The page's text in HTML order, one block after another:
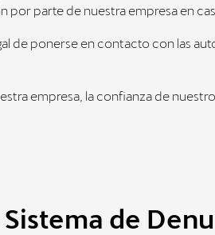
por parte de nuestra empresa en
de ponerse en contacto con las
empresa, la confianza de
de